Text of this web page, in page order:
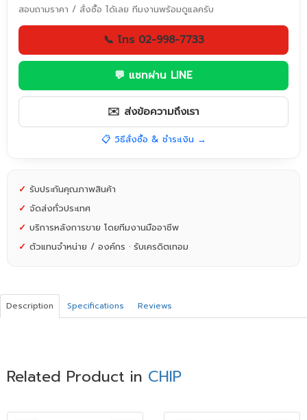
สอบถามราคา / สั่งซื้อ ได้เลย ทีมงานพร้อมดูแลครับ
📞 โทร 02-998-7733
💬 แชทผ่าน LINE
✉️ ส่งข้อความถึงเรา
📋 วิธีสั่งซื้อ & ชำระเงิน →
✓ รับประกันคุณภาพสินค้า
✓ จัดส่งทั่วประเทศ
✓ บริการหลังการขาย โดยทีมงานมืออาชีพ
✓ ตัวแทนจำหน่าย / องค์กร · รับเครดิตเทอม
Description Specifications Reviews
Related Product in CHIP